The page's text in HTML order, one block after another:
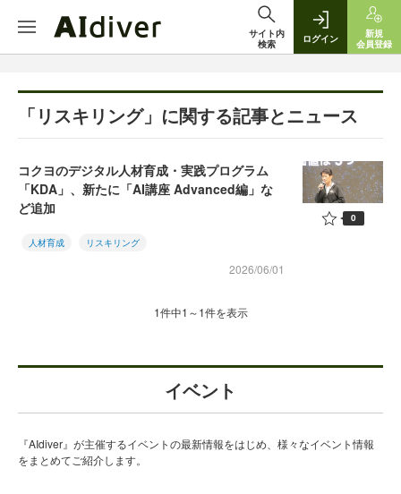
サイト内
検索
ログイン
新規
会員登録
「リスキリング」に関する記事とニュース
コクヨのデジタル人材育成・実践プログラム
「KDA」、新たに「AI講座 Advanced編」な
ど追加
人材育成 リスキリング
2026/06/01
0
1件中1～1件を表示
イベント
『AIdiver』が主催するイベントの最新情報をはじめ、様々なイベント情報
をまとめてご紹介します。